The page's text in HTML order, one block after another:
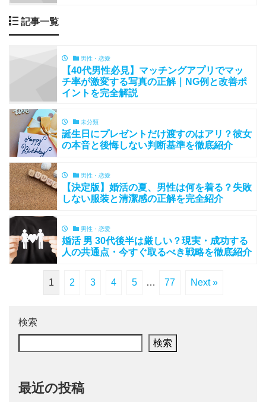
記事一覧
男性・恋愛
【40代男性必見】マッチングアプリでマッ
チ率が激変する写真の正解｜NG例と改善ポ
イントを完全解説
未分類
誕生日にプレゼントだけ渡すのはアリ？彼女
の本音と後悔しない判断基準を徹底紹介
男性・恋愛
【決定版】婚活の夏、男性は何を着る？失敗
しない服装と清潔感の正解を完全紹介
男性・恋愛
婚活 男 30代後半は厳しい？現実・成功する
人の共通点・今すぐ取るべき戦略を徹底紹介
1 2 3 4 5 … 77 Next »
検索
検索
最近の投稿